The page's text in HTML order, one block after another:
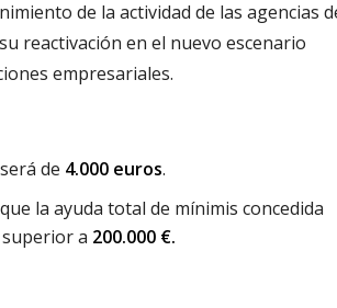
de la actividad de las agencias
reactivación en el nuevo escenario
empresariales.
de 4.000 euros.
la ayuda total de mínimis concedida
a 200.000 €.